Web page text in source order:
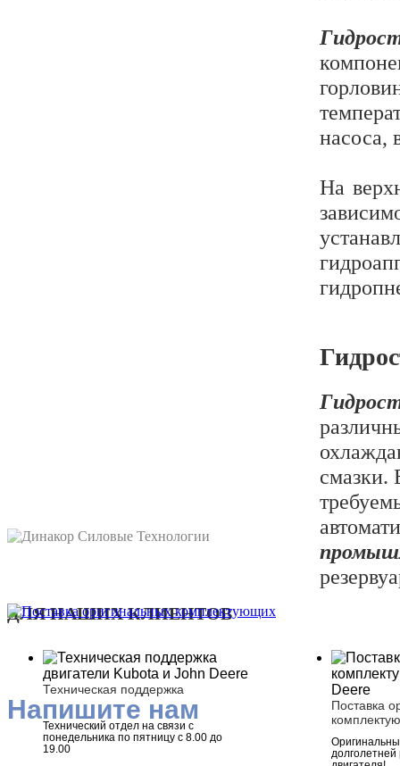
насоса,
На
смазки.
ДЛЯ НАШИХ КЛИЕНТОВ
Техническая поддержка
Технический отдел на связи с
понедельника по пятницу с 8.00 до
19.00
Поставка
Напишите нам